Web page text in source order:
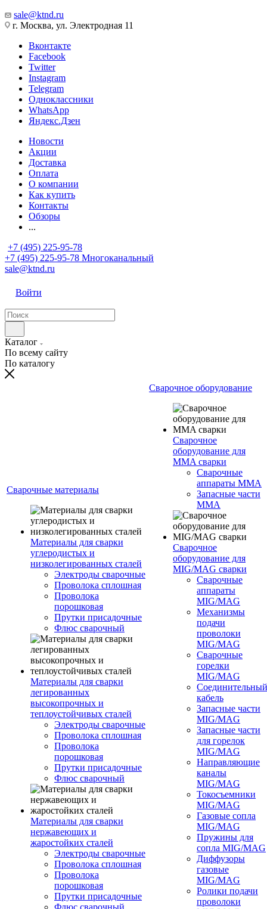
sale@ktnd.ru
г. Москва, ул. Электродная 11
Вконтакте
Facebook
Twitter
Instagram
Telegram
Одноклассники
WhatsApp
Яндекс.Дзен
Новости
Акции
Доставка
Оплата
О компании
Как купить
Контакты
Обзоры
...
+7 (495) 225-95-78
+7 (495) 225-95-78 Многоканальный
sale@ktnd.ru
Войти
Каталог
По всему сайту
По каталогу
Сварочные материалы
Материалы для сварки
углеродистых и
низколегированных сталей
Электроды сварочные
Проволока сплошная
Проволока
порошковая
Прутки присадочные
Флюс сварочный
Материалы для сварки
легированных
высокопрочных и
теплоустойчивых сталей
Электроды сварочные
Проволока сплошная
Проволока
порошковая
Прутки присадочные
Флюс сварочный
Материалы для сварки
нержавеющих и
жаростойких сталей
Электроды сварочные
Проволока сплошная
Проволока
порошковая
Прутки присадочные
Флюс сварочный
Сварочное оборудование
Сварочное
оборудование для
MMA сварки
Сварочные
аппараты MMA
Запасные части
MMA
Сварочное
оборудование для
MIG/MAG сварки
Сварочные
аппараты
MIG/MAG
Механизмы
подачи
проволоки
MIG/MAG
Сварочные
горелки
MIG/MAG
Соединительный
кабель
Запасные части
MIG/MAG
Запасные части
для горелок
MIG/MAG
Направляющие
каналы
MIG/MAG
Токосъемники
MIG/MAG
Газовые сопла
MIG/MAG
Пружины для
сопла MIG/MAG
Диффузоры
газовые
MIG/MAG
Ролики подачи
проволоки